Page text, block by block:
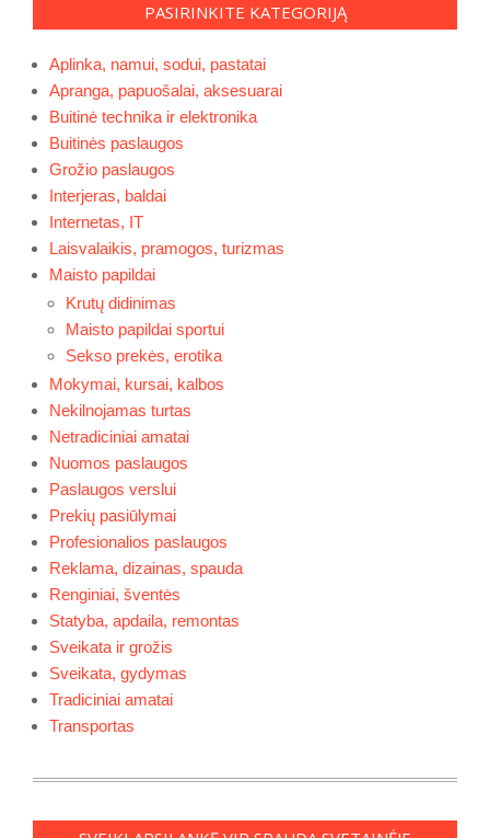
PASIRINKITE KATEGORIJĄ
Aplinka, namui, sodui, pastatai
Apranga, papuošalai, aksesuarai
Buitinė technika ir elektronika
Buitinės paslaugos
Grožio paslaugos
Interjeras, baldai
Internetas, IT
Laisvalaikis, pramogos, turizmas
Maisto papildai
Krutų didinimas
Maisto papildai sportui
Sekso prekės, erotika
Mokymai, kursai, kalbos
Nekilnojamas turtas
Netradiciniai amatai
Nuomos paslaugos
Paslaugos verslui
Prekių pasiūlymai
Profesionalios paslaugos
Reklama, dizainas, spauda
Renginiai, šventės
Statyba, apdaila, remontas
Sveikata ir grožis
Sveikata, gydymas
Tradiciniai amatai
Transportas